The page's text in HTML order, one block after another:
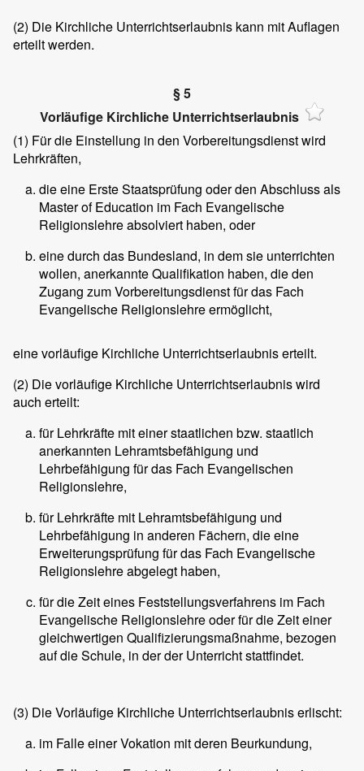
(2) Die Kirchliche Unterrichtserlaubnis kann mit Auflagen
erteilt werden.
§ 5
Vorläufige Kirchliche Unterrichtserlaubnis
(1) Für die Einstellung in den Vorbereitungsdienst wird
Lehrkräften,
die eine Erste Staatsprüfung oder den Abschluss als
Master of Education im Fach Evangelische
Religionslehre absolviert haben, oder
eine durch das Bundesland, in dem sie unterrichten
wollen, anerkannte Qualifikation haben, die den
Zugang zum Vorbereitungsdienst für das Fach
Evangelische Religionslehre ermöglicht,
eine vorläufige Kirchliche Unterrichtserlaubnis erteilt.
(2) Die vorläufige Kirchliche Unterrichtserlaubnis wird
auch erteilt:
für Lehrkräfte mit einer staatlichen bzw. staatlich
anerkannten Lehramtsbefähigung und
Lehrbefähigung für das Fach Evangelischen
Religionslehre,
für Lehrkräfte mit Lehramtsbefähigung und
Lehrbefähigung in anderen Fächern, die eine
Erweiterungsprüfung für das Fach Evangelische
Religionslehre abgelegt haben,
für die Zeit eines Feststellungsverfahrens im Fach
Evangelische Religionslehre oder für die Zeit einer
gleichwertigen Qualifizierungsmaßnahme, bezogen
auf die Schule, in der der Unterricht stattfindet.
(3) Die Vorläufige Kirchliche Unterrichtserlaubnis erlischt:
im Falle einer Vokation mit deren Beurkundung,